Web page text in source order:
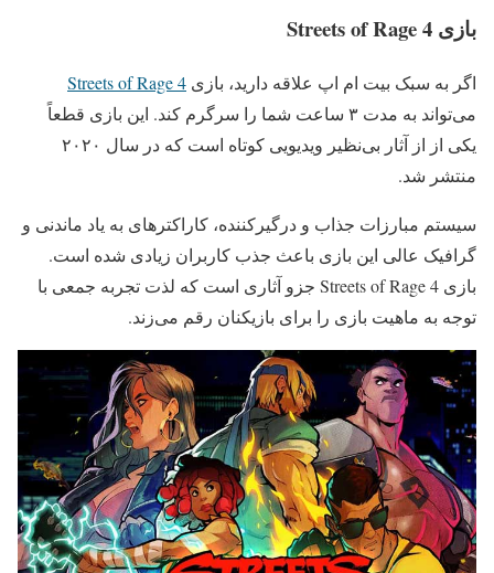
بازی Streets of Rage 4
اگر به سبک بیت ام اپ علاقه دارید، بازی Streets of Rage 4
می‌تواند به مدت ۳ ساعت شما را سرگرم کند. این بازی قطعاً
یکی از از آثار بی‌نظیر ویدیویی کوتاه است که در سال ۲۰۲۰
منتشر شد.
سیستم مبارزات جذاب و درگیرکننده، کاراکترهای به یاد ماندنی و
گرافیک عالی این بازی باعث جذب کاربران زیادی شده است.
بازی Streets of Rage 4 جزو آثاری است که لذت تجربه جمعی با
توجه به ماهیت بازی را برای بازیکنان رقم می‌زند.